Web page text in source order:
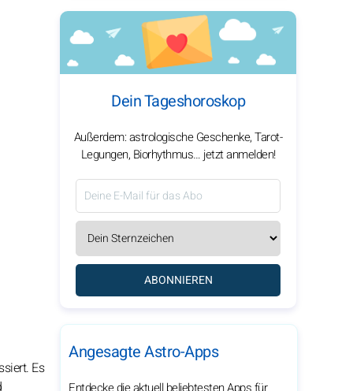
Es
Dein Tageshoroskop
Außerdem: astrologische Geschenke, Tarot-
Legungen, Biorhythmus… jetzt anmelden!
ABONNIEREN
Angesagte Astro-Apps